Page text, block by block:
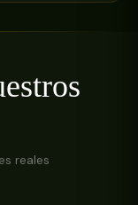
reales